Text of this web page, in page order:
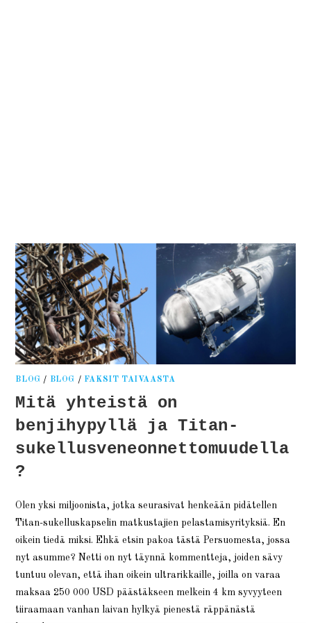
BLOG / BLOG / FAKSIT TAIVAASTA
Mitä yhteistä on
benjihypyllä ja Titan-
sukellusveneonnettomuudella
?
Olen yksi miljoonista, jotka seurasivat henkeään pidätellen
Titan-sukelluskapselin matkustajien pelastamisyrityksiä. En
oikein tiedä miksi. Ehkä etsin pakoa tästä Persuomesta, jossa
nyt asumme? Netti on nyt täynnä kommentteja, joiden sävy
tuntuu olevan, että ihan oikein ultrarikkaille, joilla on varaa
maksaa 250 000 USD päästäkseen melkein 4 km syvyyteen
tiiraamaan vanhan laivan hylkyä pienestä räppänästä